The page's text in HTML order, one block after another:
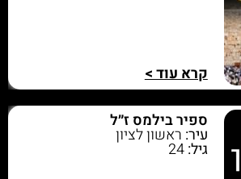
קרא עוד >
ספיר בילמס ז״ל
עיר: ראשון לציון
גיל:24